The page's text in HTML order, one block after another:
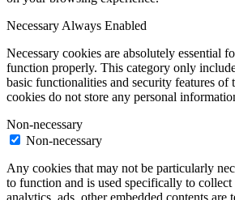
NecessaryAlways Enabled
Necessary cookies are absolutely essential
function properly. This category only
basic functionalities and security features of
cookies do not store any personal
Non-necessary
Non-necessary
Any cookies that may not be particularly
to function and is used specifically to collect